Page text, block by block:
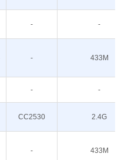
- -
- 433M
- -
CC2530 2.4G
- 433M